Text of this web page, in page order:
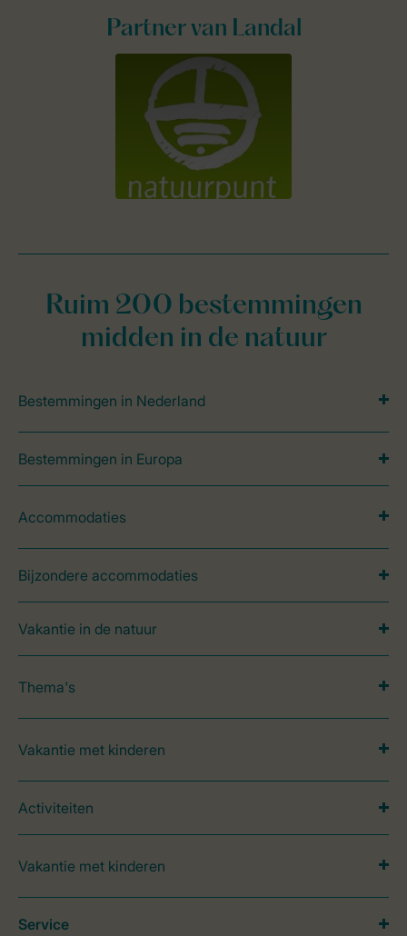
Partner van Landal
Ruim 200 bestemmingen
midden in de natuur
Bestemmingen in Nederland
Bestemmingen in Europa
Accommodaties
Bijzondere accommodaties
Vakantie in de natuur
Thema's
Vakantie met kinderen
Activiteiten
Vakantie met kinderen
Service